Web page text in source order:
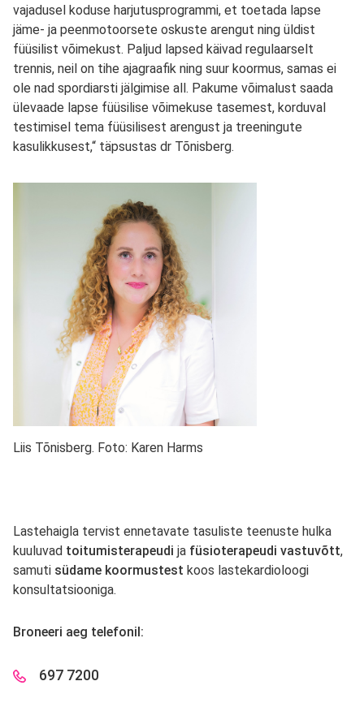
vajadusel koduse harjutusprogrammi, et toetada lapse
jäme- ja peenmotoorsete oskuste arengut ning üldist
füüsilist võimekust. Paljud lapsed käivad regulaarselt
trennis, neil on tihe ajagraafik ning suur koormus, samas ei
ole nad spordiarsti jälgimise all. Pakume võimalust saada
ülevaade lapse füüsilise võimekuse tasemest, korduval
testimisel tema füüsilisest arengust ja treeningute
kasulikkusest,“ täpsustas dr Tõnisberg.
Liis Tõnisberg. Foto: Karen Harms
Lastehaigla tervist ennetavate tasuliste teenuste hulka
kuuluvad toitumisterapeudi ja füsioterapeudi vastuvõtt,
samuti südame koormustest koos lastekardioloogi
konsultatsiooniga.
Broneeri aeg telefonil:
697 7200